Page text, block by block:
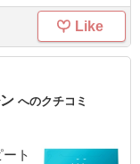
Like
へのクチコミ
ト